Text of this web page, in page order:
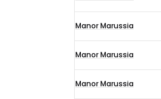
Manor Marussia
Manor Marussia
Manor Marussia